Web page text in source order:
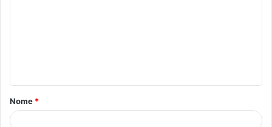
á
r
Nome *